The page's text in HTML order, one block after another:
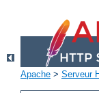
Apache > Serveur